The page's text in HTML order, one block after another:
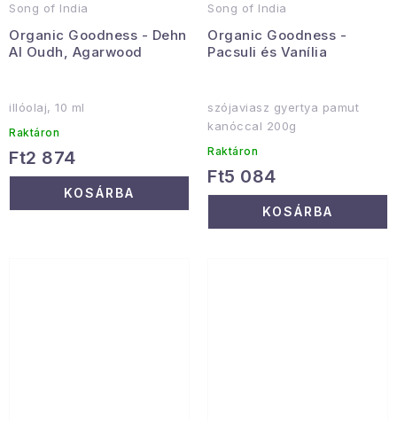
Song of India
Organic Goodness - Dehn
Al Oudh, Agarwood
illóolaj, 10 ml
Raktáron
Ft2 874
KOSÁRBA
Song of India
Organic Goodness -
Pacsuli és Vanília
szójaviasz gyertya pamut
kanóccal 200g
Raktáron
Ft5 084
KOSÁRBA